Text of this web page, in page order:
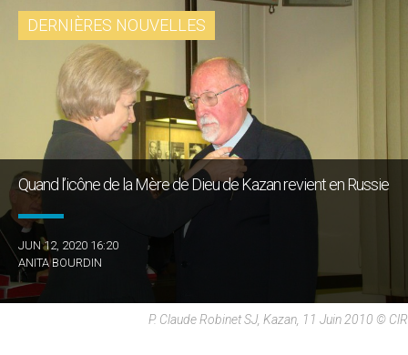
DERNIÈRES NOUVELLES
Quand l’icône de la Mère de Dieu de Kazan revient en Russie
JUN 12, 2020 16:20
ANITA BOURDIN
P. Claude Robinet SJ, Kazan, 11 Juin 2010 © ClR